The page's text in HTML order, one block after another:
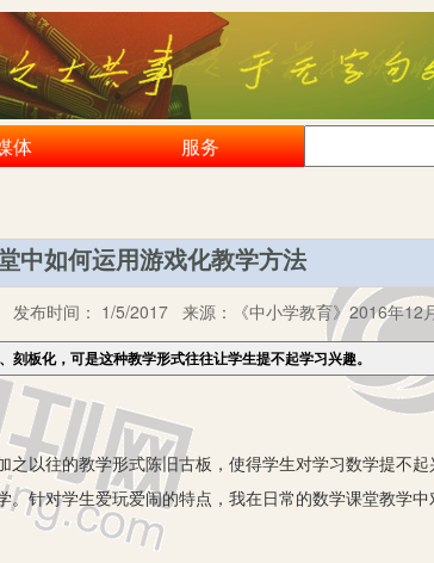
体 服务
中如何运用游戏化教学方法
发布时间： 1/5/2017 来源： 《中小学教育》2016年12
板化，可是这种教学形式往往让学生提不起学习兴趣。
往的教学形式陈旧古板，使得学生对学习数学提不起
针对学生爱玩爱闹的特点，我在日常的数学课堂教学